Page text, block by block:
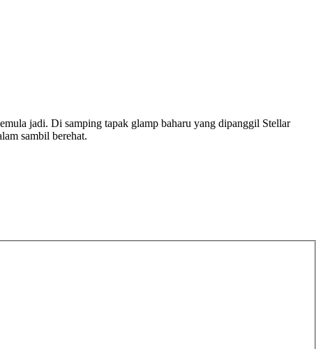
jadi. Di samping tapak glamp baharu yang dipanggil Stellar
sambil berehat.